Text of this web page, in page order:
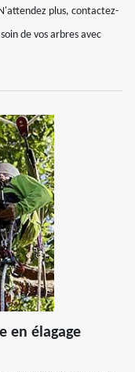
plus, contactez-
de vos arbres avec
en élagage